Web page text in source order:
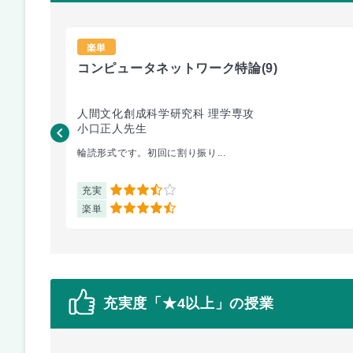
楽単
コンピュータネットワーク特論(9)
人間文化創成科学研究科 理学専攻
小口正人先生
輪読形式です。初回に割り振り...
充実 3.5
楽単 4.5
充実度「★4以上」の授業